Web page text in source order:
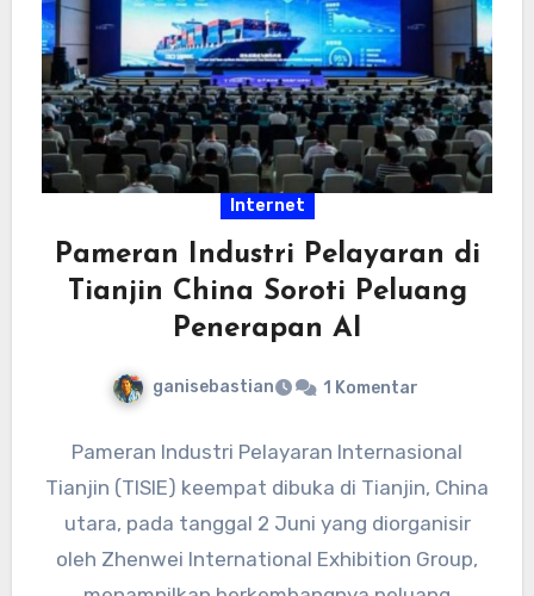
Internet
Pameran Industri Pelayaran di
Tianjin China Soroti Peluang
Penerapan AI
ganisebastian 1 Komentar
Pameran Industri Pelayaran Internasional
Tianjin (TISIE) keempat dibuka di Tianjin, China
utara, pada tanggal 2 Juni yang diorganisir
oleh Zhenwei International Exhibition Group,